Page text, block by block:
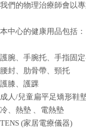
我們的物理治療師會以
本中心的健康用品包括：
護腕、手腕托、手指固
腰封、肋骨帶、頸托
護膝、護踝
成人/兒童扁平足矯形鞋
冷、熱墊 、電熱墊
TENS (家居電療儀器)